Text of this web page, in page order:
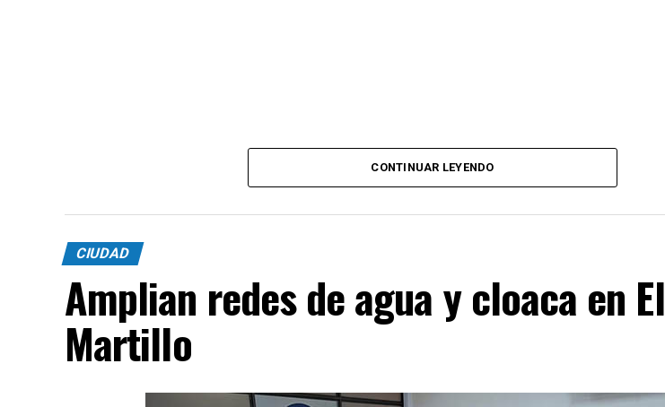
CONTINUAR LEYENDO
CIUDAD
Amplian redes de agua y cloaca en El
Martillo